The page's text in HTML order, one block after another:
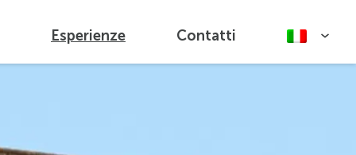
Esperienze Contatti